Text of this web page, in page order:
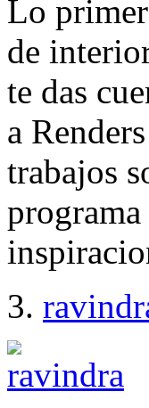
Lo
de
te das
a
trabajos
3.